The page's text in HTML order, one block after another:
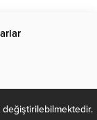
değiştirilebilmektedir.